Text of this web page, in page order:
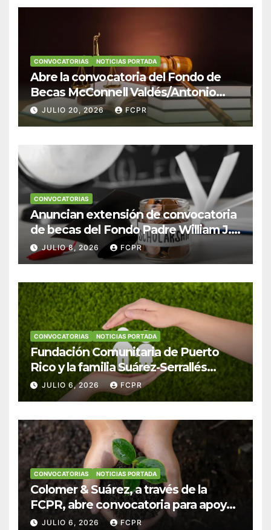
CONVOCATORIAS NOTICIAS PORTADA
Abre la convocatoria del Fondo de
Becas McConnell Valdés/Antonio
Escudero Viera para estudiantes de
Derecho en Puerto Rico
JULIO 20, 2026 FCPR
CONVOCATORIAS
Anuncian extensión de convocatoria
de becas del Fondo Padre William J.
Hendricks, SJ para estudiantes del
Colegio San Ignacio
JULIO 8, 2026 FCPR
CONVOCATORIAS NOTICIAS PORTADA
Fundación Comunitaria de Puerto
Rico y la familia Suárez-Serrallés
anuncian convocatoria para
fortalecer hogares y albergues
JULIO 6, 2026 FCPR
CONVOCATORIAS NOTICIAS PORTADA
Colomer & Suárez, a través de la
FCPR, abre convocatoria para apoyar
proyectos de seguridad alimentaria
JULIO 6, 2026 FCPR